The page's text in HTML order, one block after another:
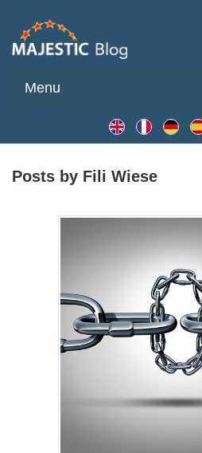
Menu
Posts by Fili Wiese